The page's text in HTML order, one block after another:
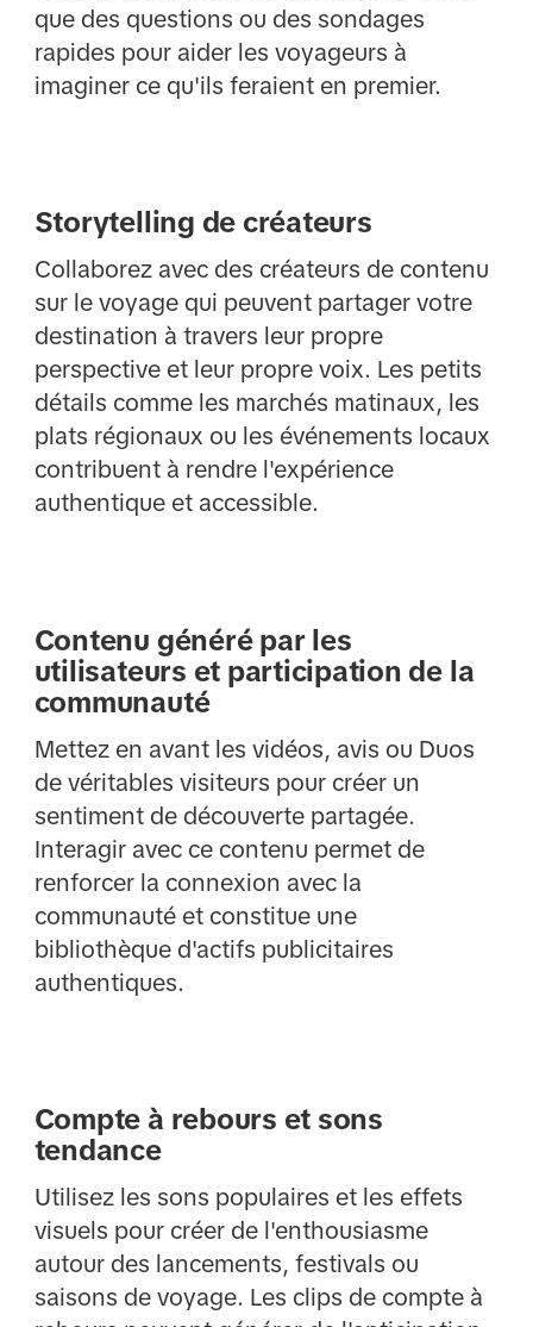
que des questions ou des sondages
rapides pour aider les voyageurs à
imaginer ce qu'ils feraient en premier.
Storytelling de créateurs
Collaborez avec des créateurs de contenu
sur le voyage qui peuvent partager votre
destination à travers leur propre
perspective et leur propre voix. Les petits
détails comme les marchés matinaux, les
plats régionaux ou les événements locaux
contribuent à rendre l'expérience
authentique et accessible.
Contenu généré par les
utilisateurs et participation de la
communauté
Mettez en avant les vidéos, avis ou Duos
de véritables visiteurs pour créer un
sentiment de découverte partagée.
Interagir avec ce contenu permet de
renforcer la connexion avec la
communauté et constitue une
bibliothèque d'actifs publicitaires
authentiques.
Compte à rebours et sons
tendance
Utilisez les sons populaires et les effets
visuels pour créer de l'enthousiasme
autour des lancements, festivals ou
saisons de voyage. Les clips de compte à